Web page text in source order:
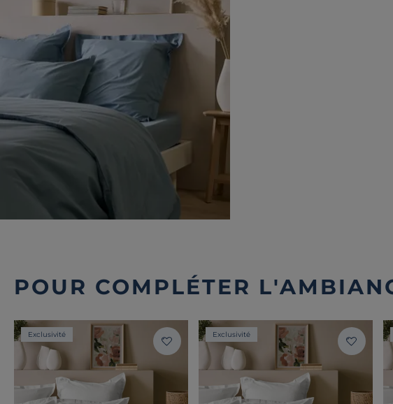
POUR COMPLÉTER
Exclusivité Exclusivité